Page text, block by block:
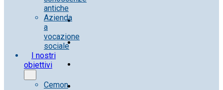
antiche
Azienda
a
vocazione
sociale
I nostri
obiettivi
Cemon